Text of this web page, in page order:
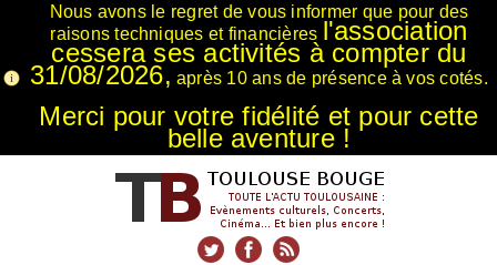
Nous avons le regret de vous informer que pour des
raisons techniques et financières l'association
cessera ses activités à compter du
31/08/2026, après 10 ans de présence à vos cotés.
Merci pour votre fidélité et pour cette
belle aventure !